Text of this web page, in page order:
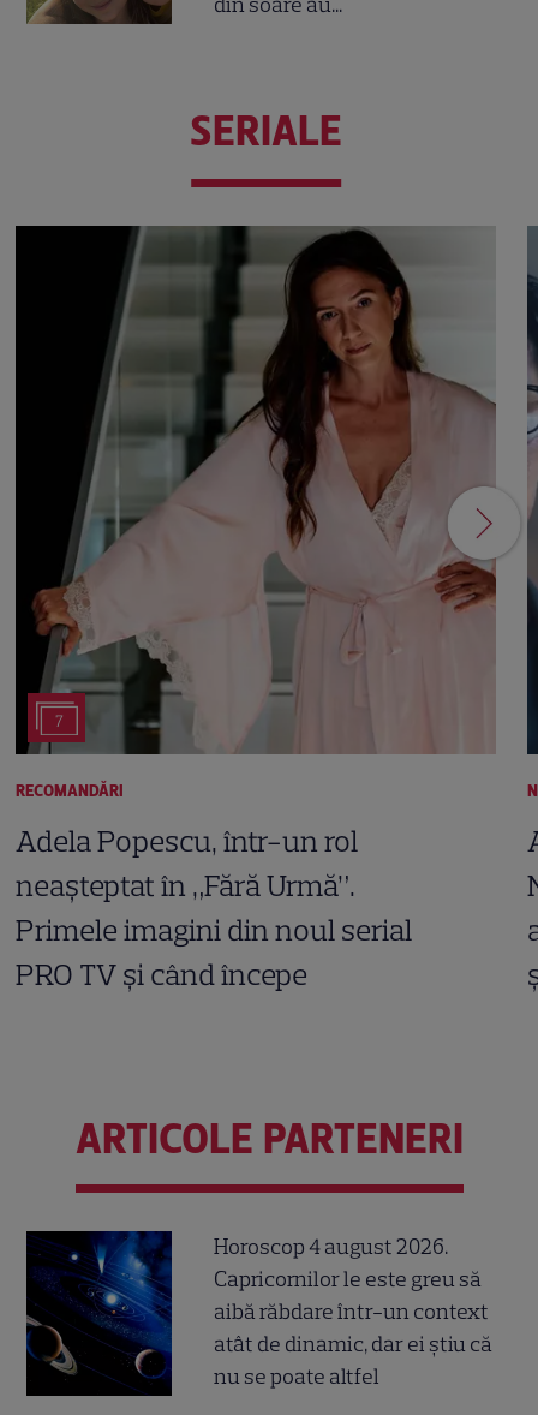
SERIALE
7
RECOMANDĂRI
Adela Popescu, într-un rol
neașteptat în „Fără Urmă”.
Primele imagini din noul serial
PRO TV și când începe
ARTICOLE PARTENERI
Horoscop 4 august 2026.
Capricornilor le este greu să
aibă răbdare într-un context
atât de dinamic, dar ei știu că
nu se poate altfel